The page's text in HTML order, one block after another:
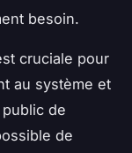
besoin.
cruciale pour
au système et
de
de